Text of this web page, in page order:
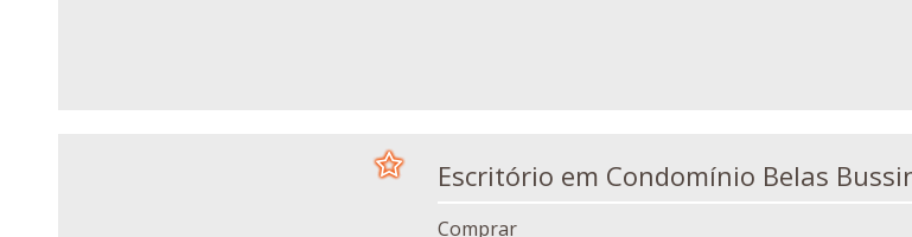
Escritório em Condomínio Belas
Comprar